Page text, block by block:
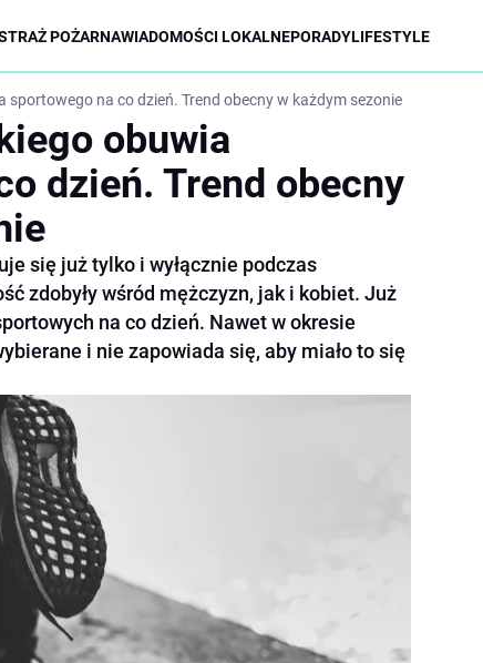
POŻARNAWIADOMOŚCI LOKALNEPORADYLIFESTYLE
sportowego na co dzień. Trend obecny w każdym sezonie
obuwia
dzień. Trend obecny
się już tylko i wyłącznie podczas
zdobyły wśród mężczyzn, jak i kobiet. Już
na co dzień. Nawet w okresie
i nie zapowiada się, aby miało to się